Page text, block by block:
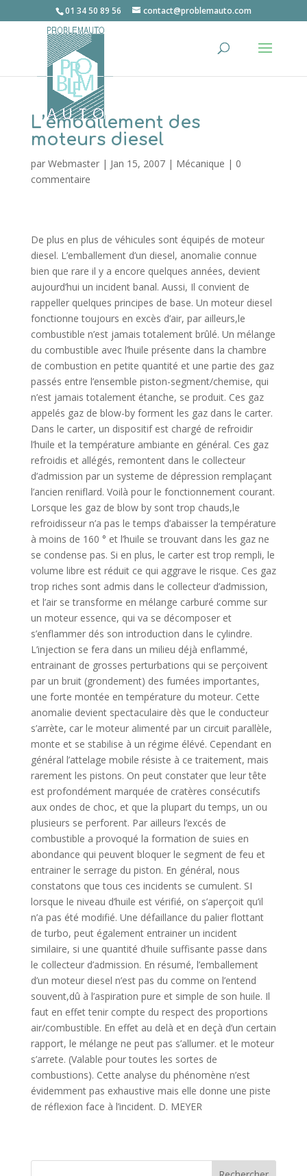
01 34 50 89 56 contact@problemauto.com
L’emballement des
moteurs diesel
par Webmaster| Jan 15, 2007| Mécanique | 0
commentaire
De plus en plus de véhicules sont équipés de moteur
diesel. L’emballement d’un diesel, anomalie connue
bien que rare il y a encore quelques années, devient
aujourd’hui un incident banal. Aussi, Il convient de
rappeller quelques principes de base. Un moteur diesel
fonctionne toujours en excès d’air, par ailleurs,le
combustible n’est jamais totalement brûlé. Un mélange
du combustible avec l’huile présente dans la chambre
de combustion en petite quantité et une partie des gaz
passés entre l’ensemble piston-segment/chemise, qui
n’est jamais totalement étanche, se produit. Ces gaz
appelés gaz de blow-by forment les gaz dans le carter.
Dans le carter, un dispositif est chargé de refroidir
l’huile et la température ambiante en général. Ces gaz
refroidis et allégés, remontent dans le collecteur
d’admission par un systeme de dépression remplaçant
l’ancien reniflard. Voilà pour le fonctionnement courant.
Lorsque les gaz de blow by sont trop chauds,le
refroidisseur n’a pas le temps d’abaisser la température
à moins de 160 ° et l’huile se trouvant dans les gaz ne
se condense pas. Si en plus, le carter est trop rempli, le
volume libre est réduit ce qui aggrave le risque. Ces gaz
trop riches sont admis dans le collecteur d’admission,
et l’air se transforme en mélange carburé comme sur
un moteur essence, qui va se décomposer et
s’enflammer dés son introduction dans le cylindre.
L’injection se fera dans un milieu déjà enflammé,
entrainant de grosses perturbations qui se perçoivent
par un bruit (grondement) des fumées importantes,
une forte montée en température du moteur. Cette
anomalie devient spectaculaire dès que le conducteur
s’arrète, car le moteur alimenté par un circuit parallèle,
monte et se stabilise à un régime élévé. Cependant en
général l’attelage mobile résiste à ce traitement, mais
rarement les pistons. On peut constater que leur tête
est profondément marquée de cratères consécutifs
aux ondes de choc, et que la plupart du temps, un ou
plusieurs se perforent. Par ailleurs l’excés de
combustible a provoqué la formation de suies en
abondance qui peuvent bloquer le segment de feu et
entrainer le serrage du piston. En général, nous
constatons que tous ces incidents se cumulent. SI
lorsque le niveau d’huile est vérifié, on s’aperçoit qu’il
n’a pas été modifié. Une défaillance du palier flottant
de turbo, peut également entrainer un incident
similaire, si une quantité d’huile suffisante passe dans
le collecteur d’admission. En résumé, l’emballement
d’un moteur diesel n’est pas du comme on l’entend
souvent,dû à l’aspiration pure et simple de son huile. Il
faut en effet tenir compte du respect des proportions
air/combustible. En effet au delà et en deçà d’un certain
rapport, le mélange ne peut pas s’allumer. et le moteur
s’arrete. (Valable pour toutes les sortes de
combustions). Cette analyse du phénomène n’est
évidemment pas exhaustive mais elle donne une piste
de réflexion face à l’incident. D. MEYER